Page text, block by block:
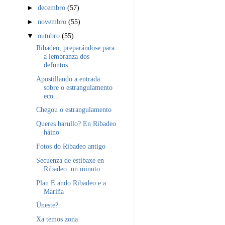
►decembro(57)
►novembro(55)
▼outubro(55)
Ribadeo, preparándose para
a lembranza dos
defuntos.
Apostillando a entrada
sobre o estrangulamento
eco...
Chegou o estrangulamento
Queres barullo? En Ribadeo
háino
Fotos do Ribadeo antigo
Secuenza de estibaxe en
Ribadeo: un minuto
Plan E ando Ribadeo e a
Mariña
Úneste?
Xa temos zona